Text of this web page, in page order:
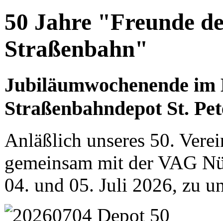
50 Jahre "Freunde
Straßenbahn"
Jubiläumwochenende
Straßenbahndepot St.
Anläßlich unseres 50.
gemeinsam mit der VAG
04. und 05. Juli 2026, zu